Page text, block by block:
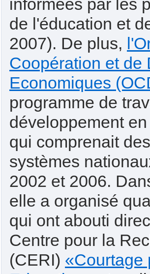
informées par les
de l'éducation et
2007). De plus,
Coopération et de
Economiques
programme de
développement
qui comprenait
systèmes
2002 et 2006.
elle a organisé
qui ont abouti
Centre pour la
(CERI) «Courtage